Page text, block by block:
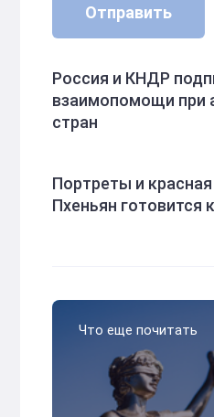
Отправить
Россия и КНДР
взаимопомощи при
стран
Портреты и
Пхеньян готовится
Что еще почитать